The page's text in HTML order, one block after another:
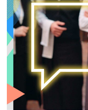
educación
energía,
ambiente
empleo,
cadena y